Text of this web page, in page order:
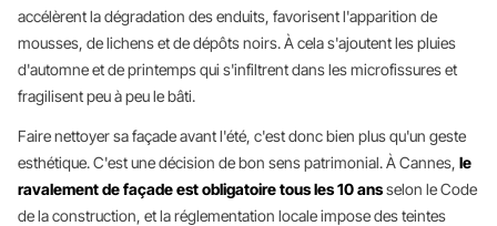
accélèrent la dégradation des enduits, favorisent l'apparition de
mousses, de lichens et de dépôts noirs. À cela s'ajoutent les pluies
d'automne et de printemps qui s'infiltrent dans les microfissures et
fragilisent peu à peu le bâti.
Faire nettoyer sa façade avant l'été, c'est donc bien plus qu'un geste
esthétique. C'est une décision de bon sens patrimonial. À Cannes, le
ravalement de façade est obligatoire tous les 10 ansselon le Code
de la construction, et la réglementation locale impose des teintes